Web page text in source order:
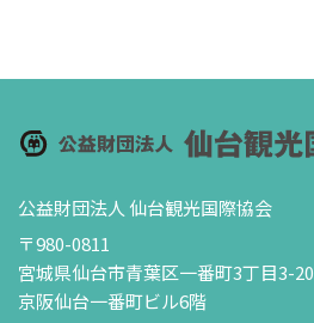
公益財団法人 仙台観光国際協会
〒980-0811
宮城県仙台市青葉区一番町3丁目3-20
京阪仙台一番町ビル6階